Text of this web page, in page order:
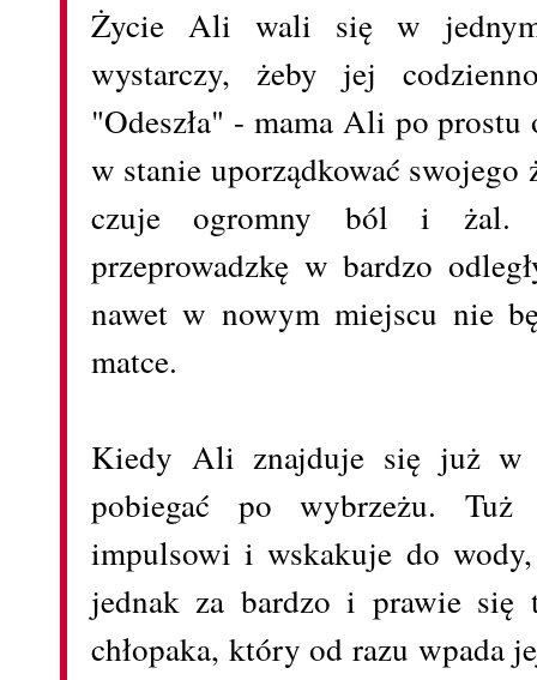
Życie Ali wali się w jednym
wystarczy, żeby jej
"Odeszła" - mama Ali po prostu
w stanie uporządkować
czuje ogromny ból i żal.
przeprowadzkę w bardzo
nawet w nowym miejscu nie
matce.
Kiedy Ali znajduje się już w
pobiegać po wybrzeżu.
impulsowi i wskakuje do
jednak za bardzo i prawie
chłopaka, który od razu wpada